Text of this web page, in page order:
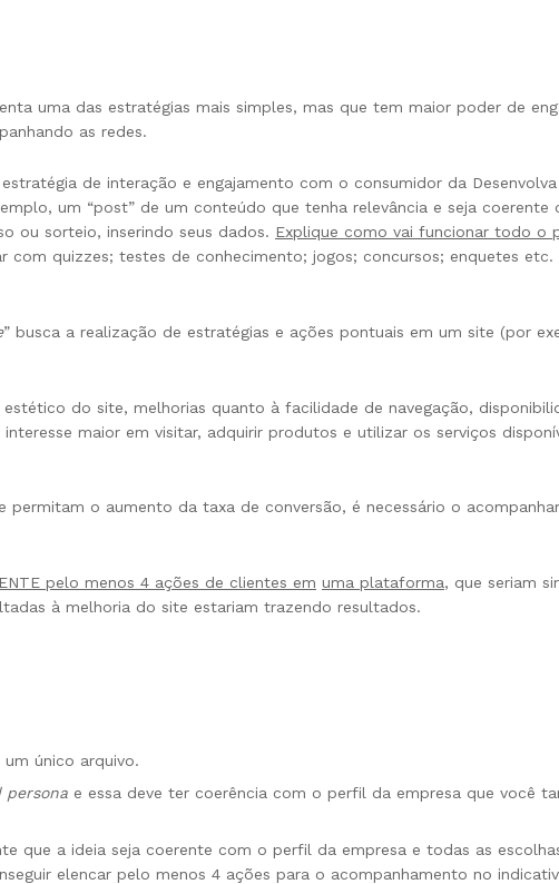
uma das estratégias mais simples, mas que tem maior poder de
as redes.
de interação e engajamento com o consumidor da
um “post” de um conteúdo que tenha relevância e seja
ou sorteio, inserindo seus dados. Explique como vai funcionar todo o
com quizzes; testes de conhecimento; jogos; concursos; enquetes etc.
” busca a realização de estratégias e ações pontuais em um site (por
do site, melhorias quanto à facilidade de navegação,
maior em visitar, adquirir produtos e utilizar os serviços
o aumento da taxa de conversão, é necessário o
pelo menos 4 ações de clientes em uma plataforma, que seriam
à melhoria do site estariam trazendo resultados.
único arquivo.
persona e essa deve ter coerência com o perfil da empresa que você
que a ideia seja coerente com o perfil da empresa e todas as
elencar pelo menos 4 ações para o acompanhamento no